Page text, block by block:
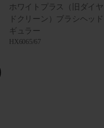
ホワイトプラス（旧ダイ
ドクリーン）ブラシヘッ
ギュラー
HX6065/67